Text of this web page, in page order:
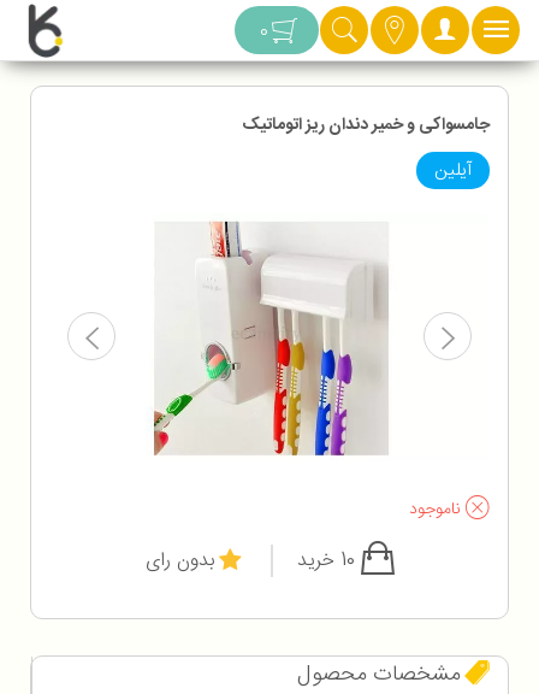
دسته بندی 0
جامسواکی و خمیر دندان ریز اتوماتیک
آیلین
ناموجود
بدون رای
مشخصات محصول